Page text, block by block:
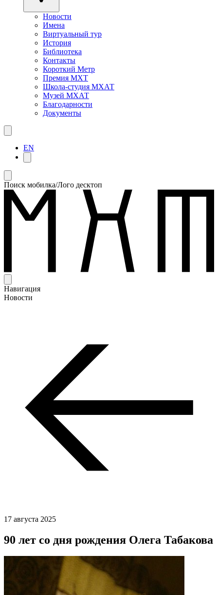
Новости
Имена
Виртуальный тур
История
Библиотека
Контакты
Короткий Метр
Премия МХТ
Школа-студия МХАТ
Музей МХАТ
Благодарности
Документы
EN
Поиск мобилка/Лого десктоп
Навигация
Новости
17 августа 2025
90 лет со дня рождения Олега Табакова